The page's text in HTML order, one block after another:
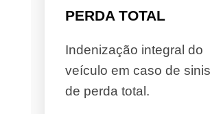
PERDA TOTAL
Indenização integral do
veículo em caso de
de perda total.